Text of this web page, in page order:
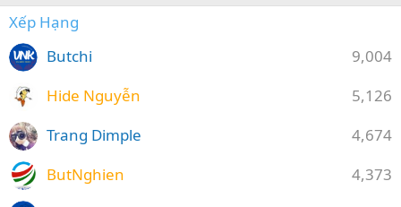
Xếp Hạng
9,004
Butchi
5,126
Hide Nguyễn
4,674
Trang Dimple
4,373
ButNghien